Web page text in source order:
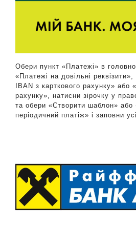
Обери пункт «Платежі» в
«Платежі на довільні
IBAN з карткового рахунку» або
рахунку», натисни зірочку у
та обери «Створити шаблон» або
періодичний платіж» і заповни